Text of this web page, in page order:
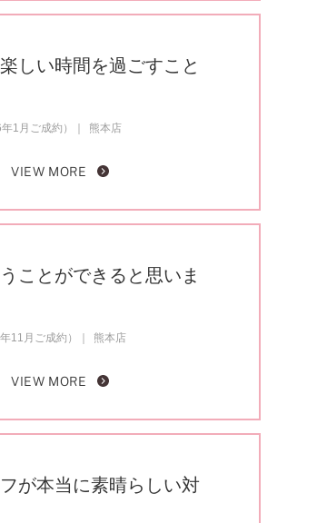
しい時間を過ごすこと
1月ご成約） 熊本店
VIEW MORE
ことができると思いま
11月ご成約） 熊本店
VIEW MORE
が本当に素晴らしい対